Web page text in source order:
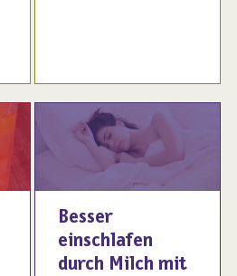
Besser
einschlafen
durch Milch mit